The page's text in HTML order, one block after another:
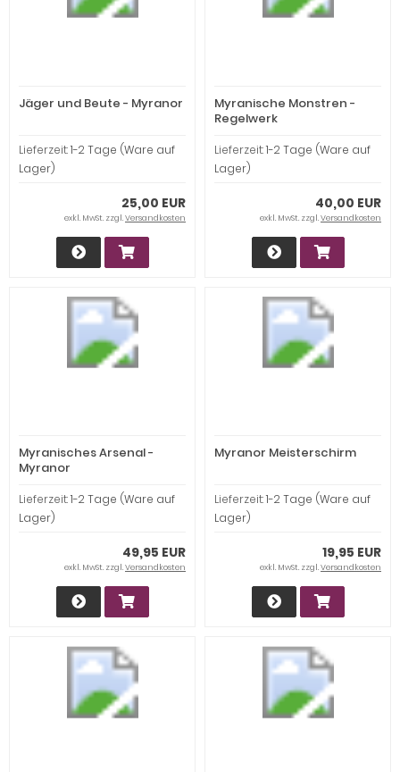
Jäger und Beute - Myranor
Lieferzeit:1-2 Tage (Ware auf
Lager)
25,00 EUR
exkl. MwSt. zzgl.Versandkosten
Myranische Monstren -
Regelwerk
Lieferzeit:1-2 Tage (Ware auf
Lager)
40,00 EUR
exkl. MwSt. zzgl.Versandkosten
Myranisches Arsenal -
Myranor
Lieferzeit:1-2 Tage (Ware auf
Lager)
49,95 EUR
exkl. MwSt. zzgl.Versandkosten
Myranor Meisterschirm
Lieferzeit:1-2 Tage (Ware auf
Lager)
19,95 EUR
exkl. MwSt. zzgl.Versandkosten